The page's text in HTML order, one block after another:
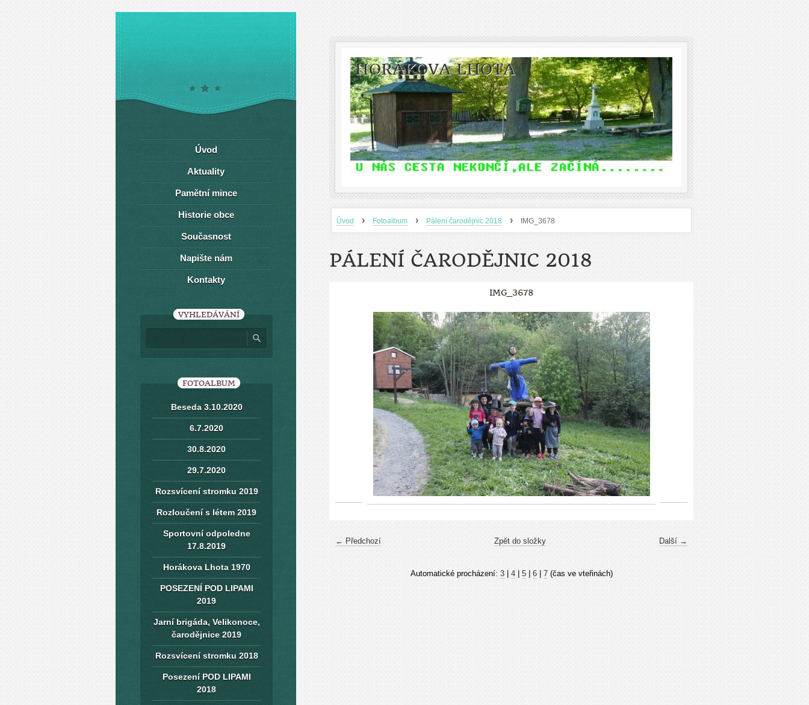
HORÁKOVA LHOTA
Úvod › Fotoalbum › Pálení čarodějnic 2018 › IMG_3678
PÁLENÍ ČARODĚJNIC 2018
IMG_3678
← Předchozí Další →
Zpět do složky
Automatické procházení: 3| 4| 5| 6| 7(čas ve vteřinách)
Úvod
Aktuality
Pamětní mince
Historie obce
Současnost
Napište nám
Kontakty
VYHLEDÁVÁNÍ
FOTOALBUM
Beseda 3.10.2020
6.7.2020
30.8.2020
29.7.2020
Rozsvícení stromku 2019
Rozloučení s létem 2019
Sportovní odpoledne
17.8.2019
Horákova Lhota 1970
POSEZENÍ POD LIPAMI
2019
Jarní brigáda, Velikonoce,
čarodějnice 2019
Rozsvícení stromku 2018
Posezení POD LIPAMI
2018